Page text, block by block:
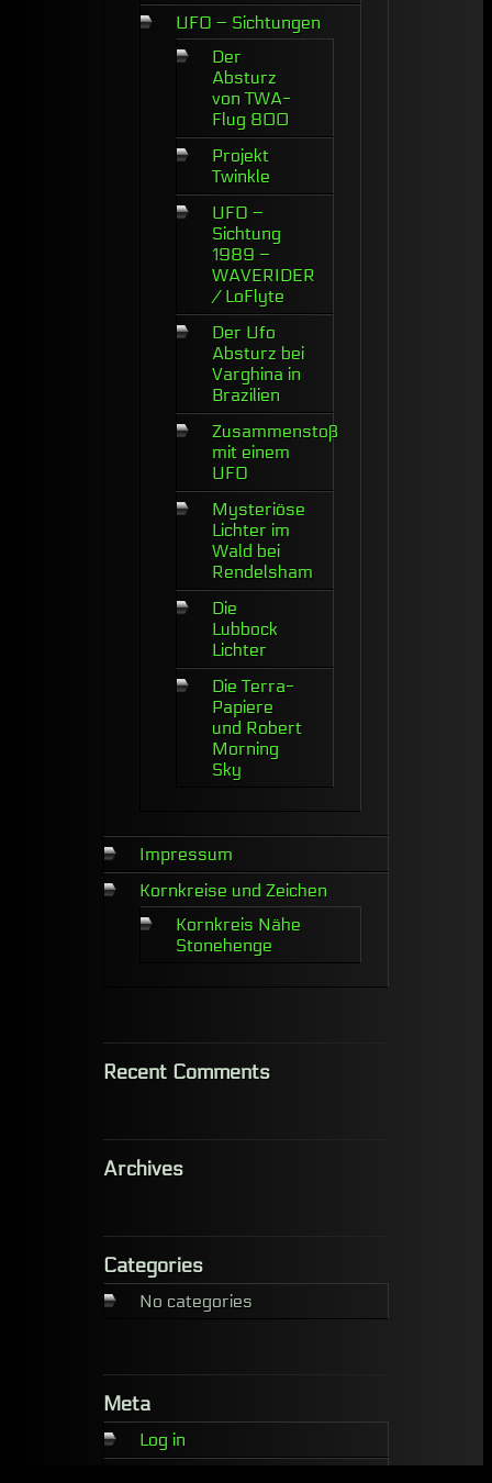
UFO – Sichtungen
Der
Absturz
von TWA-
Flug 800
Projekt
Twinkle
UFO –
Sichtung
1989 –
WAVERIDER
/ LoFlyte
Der Ufo
Absturz bei
Varghina in
Brazilien
Zusammenstoß
mit einem
UFO
Mysteriöse
Lichter im
Wald bei
Rendelsham
Die
Lubbock
Lichter
Die Terra-
Papiere
und Robert
Morning
Sky
Impressum
Kornkreise und Zeichen
Kornkreis Nähe
Stonehenge
Recent Comments
Archives
Categories
No categories
Meta
Log in